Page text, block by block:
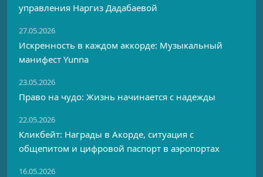
управления Наргиз Дадабаевой
27.05.2026
Искренность в каждом аккорде: Музыкальный
манифест Yunna
23.05.2026
Право на чудо: Жизнь начинается с надежды
22.05.2026
Кликбейт: Награды в Акорде, ситуация с
общепитом и цифровой паспорт в аэропортах
16.05.2026